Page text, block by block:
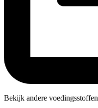
Bekijk andere voedingsstoffen